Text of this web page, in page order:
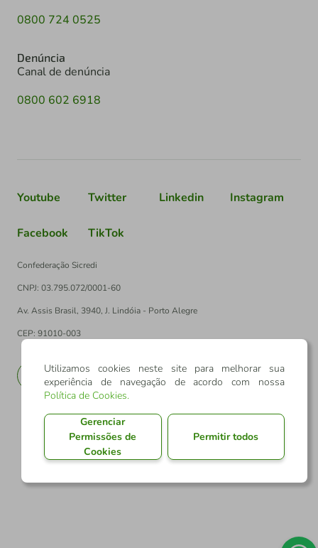
0800 724 0525
Denúncia
Canal de denúncia
0800 602 6918
Youtube Twitter Linkedin Instagram
Facebook TikTok
Confederação Sicredi
CNPJ: 03.795.072/0001-60
Av. Assis Brasil, 3940, J. Lindóia - Porto Alegre
CEP: 91010-003
EN
Utilizamos cookies neste site para melhorar sua
experiência de navegação de acordo com nossa
Política de Cookies.
Gerenciar
Permissões de
Cookies
Permitir todos